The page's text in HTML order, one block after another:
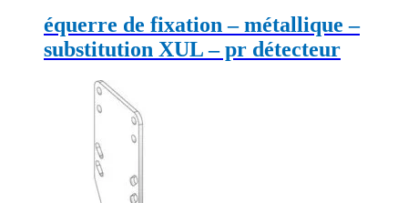
équerre de fixation – métallique –
substitution XUL – pr détecteur